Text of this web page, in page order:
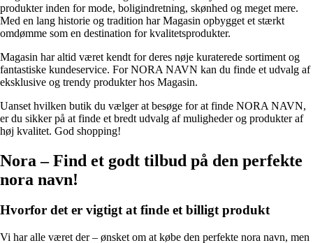
produkter inden for mode, boligindretning, skønhed og meget mere.
Med en lang historie og tradition har Magasin opbygget et stærkt
omdømme som en destination for kvalitetsprodukter.
Magasin har altid været kendt for deres nøje kuraterede sortiment og
fantastiske kundeservice. For NORA NAVN kan du finde et udvalg af
eksklusive og trendy produkter hos Magasin.
Uanset hvilken butik du vælger at besøge for at finde NORA NAVN,
er du sikker på at finde et bredt udvalg af muligheder og produkter af
høj kvalitet. God shopping!
Nora – Find et godt tilbud på den perfekte
nora navn!
Hvorfor det er vigtigt at finde et billigt produkt
Vi har alle været der – ønsket om at købe den perfekte nora navn, men